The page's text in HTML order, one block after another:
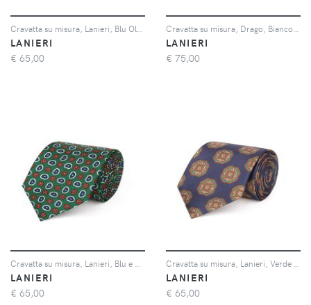
LANIERI
€ 65,00
LANIERI
€ 75,00
LANIERI
€ 65,00
LANIERI
€ 65,00